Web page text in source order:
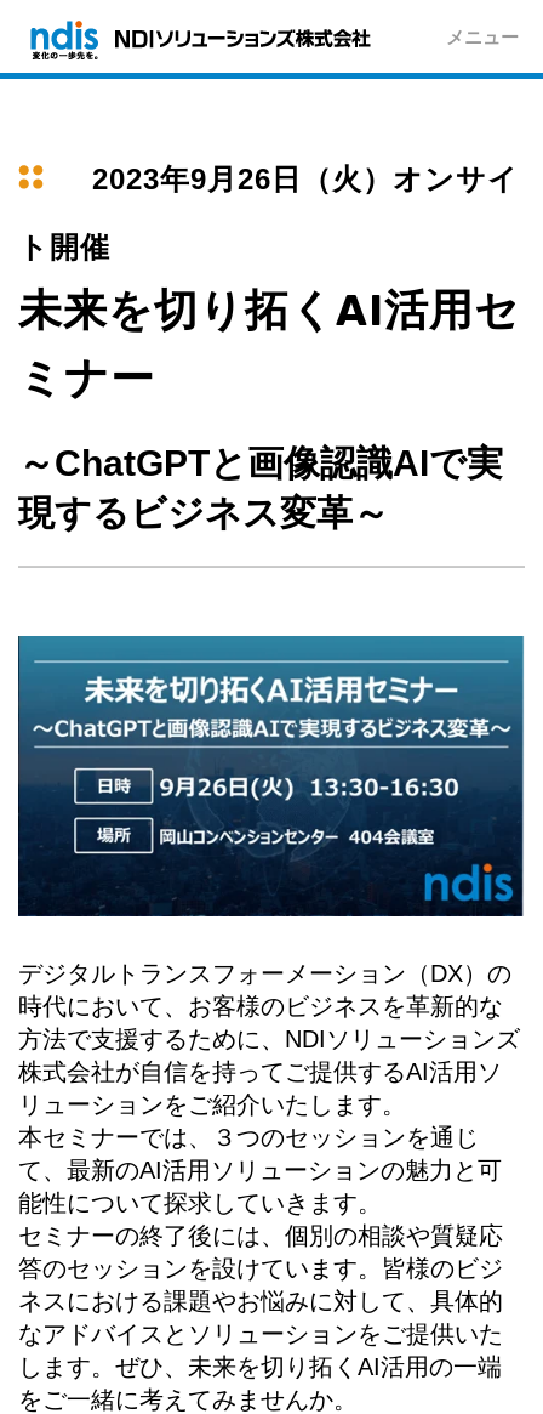
メニュー
2023年9月26日（火）オンサイ
ト開催
未来を切り拓くAI活用セ
ミナー
～ChatGPTと画像認識AIで実
現するビジネス変革～
デジタルトランスフォーメーション（DX）の
時代において、お客様のビジネスを革新的な
方法で支援するために、NDIソリューションズ
株式会社が自信を持ってご提供するAI活用ソ
リューションをご紹介いたします。
本セミナーでは、３つのセッションを通じ
て、最新のAI活用ソリューションの魅力と可
能性について探求していきます。
セミナーの終了後には、個別の相談や質疑応
答のセッションを設けています。皆様のビジ
ネスにおける課題やお悩みに対して、具体的
なアドバイスとソリューションをご提供いた
します。ぜひ、未来を切り拓くAI活用の一端
をご一緒に考えてみませんか。